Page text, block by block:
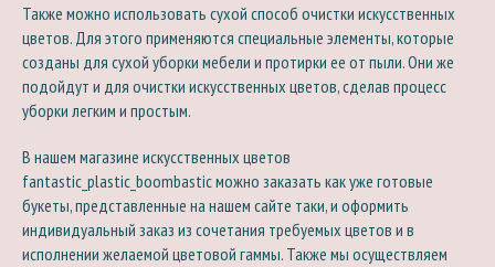
Также можно использовать сухой способ очистки искусственных
цветов. Для этого применяются специальные элементы, которые
созданы для сухой уборки мебели и протирки ее от пыли. Они же
подойдут и для очистки искусственных цветов, сделав процесс
уборки легким и простым.
В нашем магазине искусственных цветов
fantastic_plastic_boombastic можно заказать как уже готовые
букеты, представленные на нашем сайте таки, и оформить
индивидуальный заказ из сочетания требуемых цветов и в
исполнении желаемой цветовой гаммы. Также мы осуществляем